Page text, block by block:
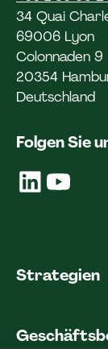
34 Quai
69006 Lyon
Colonnaden 9
20354
Deutschland
Folgen Sie
Strategien